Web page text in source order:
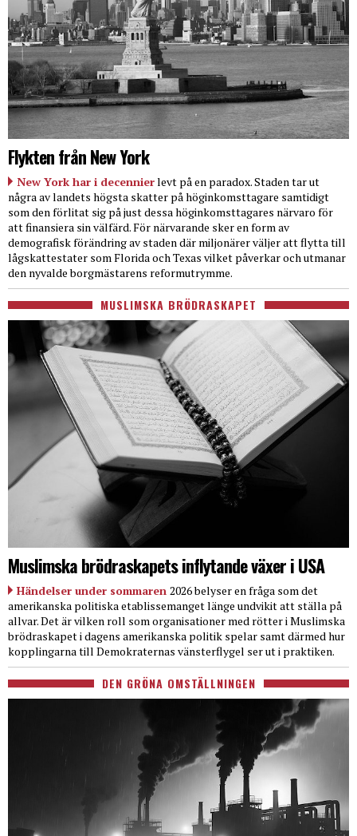
Flykten från New York
New York har i decennierlevt på en paradox. Staden tar ut
några av landets högsta skatter på höginkomsttagare samtidigt
som den förlitat sig på just dessa höginkomsttagares närvaro för
att finansiera sin välfärd. För närvarande sker en form av
demografisk förändring av staden där miljonärer väljer att flytta till
lågskattestater som Florida och Texas vilket påverkar och utmanar
den nyvalde borgmästarens reformutrymme.
MUSLIMSKA BRÖDRASKAPET
Muslimska brödraskapets inflytande växer i USA
Händelser under sommaren 2026 belyser en fråga som det
amerikanska politiska etablissemanget länge undvikit att ställa på
allvar. Det är vilken roll som organisationer med rötter i Muslimska
brödraskapet i dagens amerikanska politik spelar samt därmed hur
kopplingarna till Demokraternas vänsterflygel ser ut i praktiken.
DEN GRÖNA OMSTÄLLNINGEN